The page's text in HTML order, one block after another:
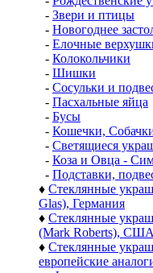
- Звери и птицы
- Новогоднее
- Елочные
- Колокольчики
- Шишки
- Сосульки и
- Пасхальные яйца
- Бусы
- Кошечки,
- Светящиеся
- Коза и Овца -
- Подставки,
♦ Стеклянные
Glas), Германия
♦ Стеклянные
(Mark Roberts), США
♦ Стеклянные
европейские